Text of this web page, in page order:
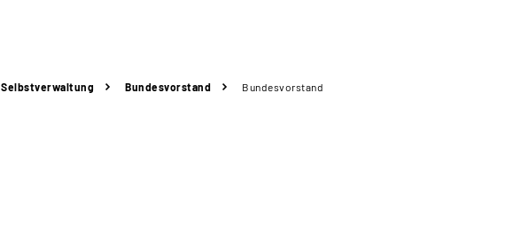
Selbstverwaltung Bundesvorstand Bundesvorstand